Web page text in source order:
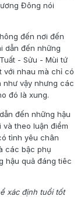
Đông nói
đến nơi đến
dẫn đến những
- Sửu - Mùi tứ
với nhau mà chỉ có
như vậy nhưng các
đó là xung.
đến những hậu
theo luận điểm
tình yêu chân
các bậc phụ
hậu quả đáng tiêc
xác định tuổi tốt